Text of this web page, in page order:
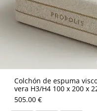
Colchón de espuma
vera H3/H4 100 x 200 x
505.00 €